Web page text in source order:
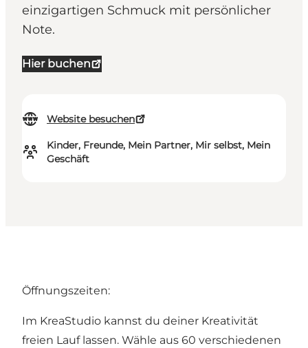
einzigartigen Schmuck mit persönlicher
Note.
Hier buchen
Website besuchen
Kinder, Freunde, Mein Partner, Mir selbst, Mein
Geschäft
Öffnungszeiten:
Im KreaStudio kannst du deiner Kreativität
freien Lauf lassen. Wähle aus 60 verschiedenen